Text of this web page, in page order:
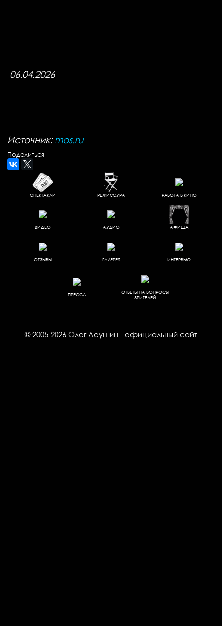
06.04.2026
Источник:mos.ru
Поделиться
СПЕКТАКЛИ РЕЖИССУРА РАБОТА В КИНО
ВИДЕО АУДИО АФИША
ОТЗЫВЫ ГАЛЕРЕЯ ИНТЕРВЬЮ
ПРЕССА
ОТВЕТЫ НА ВОПРОСЫ
ЗРИТЕЛЕЙ
© 2005-2026 Олег Леушин - официальный сайт